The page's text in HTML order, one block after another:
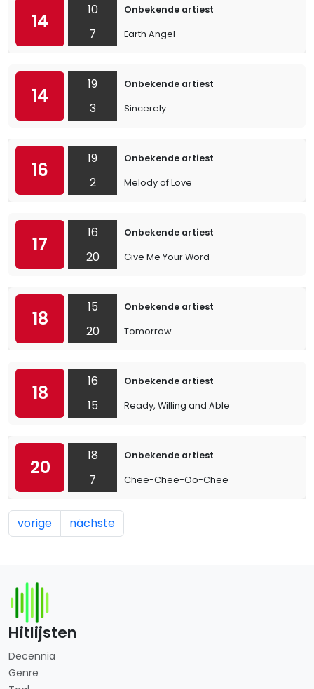
14
10
7
Onbekende artiest
Earth Angel
14
19
3
Onbekende artiest
Sincerely
16
19
2
Onbekende artiest
Melody of Love
17
16
20
Onbekende artiest
Give Me Your Word
18
15
20
Onbekende artiest
Tomorrow
18
16
15
Onbekende artiest
Ready, Willing and Able
20
18
7
Onbekende artiest
Chee-Chee-Oo-Chee
vorige nächste
Hitlijsten
Decennia
Genre